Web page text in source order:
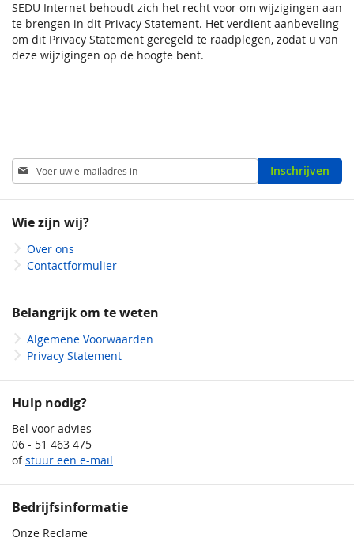
SEDU Internet behoudt zich het recht voor om wijzigingen aan
te brengen in dit Privacy Statement. Het verdient aanbeveling
om dit Privacy Statement geregeld te raadplegen, zodat u van
deze wijzigingen op de hoogte bent.
Abonneer
u
op
nieuwsbrief
Inschrijven
Wie zijn wij?
Over ons
Contactformulier
Belangrijk om te weten
Algemene Voorwaarden
Privacy Statement
Hulp nodig?
Bel voor advies
06 - 51 463 475
ofstuur een e-mail
Bedrijfsinformatie
Onze Reclame